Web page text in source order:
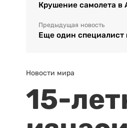
Крушение самолета в
Предыдущая новость
Еще один специалист
Новости мира
15-